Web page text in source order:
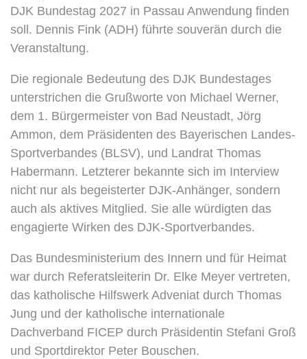
DJK Bundestag 2027 in Passau Anwendung finden
soll. Dennis Fink (ADH) führte souverän durch die
Veranstaltung.
Die regionale Bedeutung des DJK Bundestages
unterstrichen die Grußworte von Michael Werner,
dem 1. Bürgermeister von Bad Neustadt, Jörg
Ammon, dem Präsidenten des Bayerischen Landes-
Sportverbandes (BLSV), und Landrat Thomas
Habermann. Letzterer bekannte sich im Interview
nicht nur als begeisterter DJK-Anhänger, sondern
auch als aktives Mitglied. Sie alle würdigten das
engagierte Wirken des DJK-Sportverbandes.
Das Bundesministerium des Innern und für Heimat
war durch Referatsleiterin Dr. Elke Meyer vertreten,
das katholische Hilfswerk Adveniat durch Thomas
Jung und der katholische internationale
Dachverband FICEP durch Präsidentin Stefani Groß
und Sportdirektor Peter Bouschen.